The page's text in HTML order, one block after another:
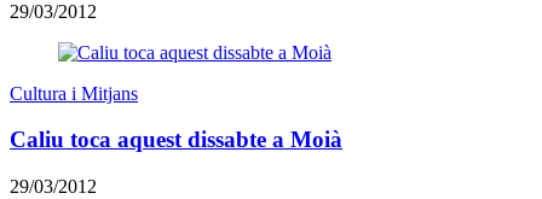
29/03/2012
Cultura i Mitjans
Caliu toca aquest dissabte a Moià
29/03/2012